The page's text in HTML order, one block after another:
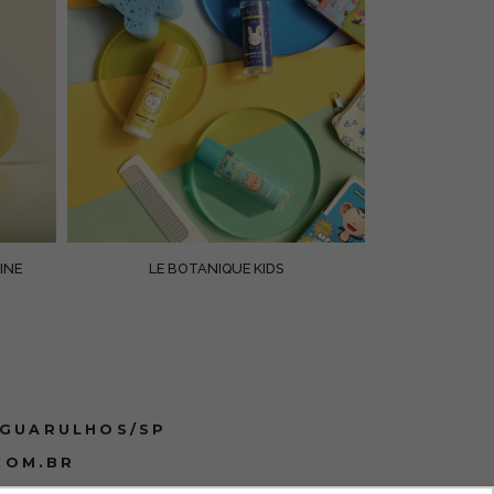
LE BOTANIQUE KIDS
SP